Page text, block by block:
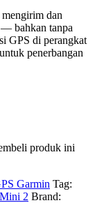
dan
— bahkan tanpa
GPS di perangkat
penerbangan
produk ini
Garmin Tag:
2 Brand: